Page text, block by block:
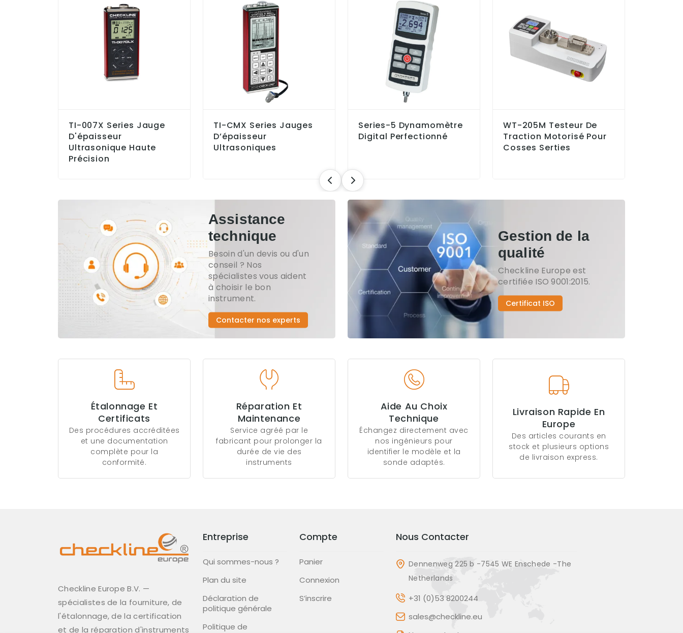
TI-007X Series Jauge
D'épaisseur
Ultrasonique Haute
Précision
TI-CMX Series Jauges
D’épaisseur
Ultrasoniques
Series-5 Dynamomètre
Digital Perfectionné
WT-205M Testeur De
Traction Motorisé Pour
Cosses Serties
Assistance
technique
Besoin d'un devis ou d'un
conseil ? Nos
spécialistes vous aident
à choisir le bon
instrument.
Contacter nos experts
Gestion de la
qualité
Checkline Europe est
certifiée ISO 9001:2015.
Certificat ISO
Étalonnage Et
Certificats
Des procédures accréditées
et une documentation
complète pour la
conformité.
Réparation Et
Maintenance
Service agréé par le
fabricant pour prolonger la
durée de vie des
instruments
Aide Au Choix
Technique
Échangez directement avec
nos ingénieurs pour
identifier le modèle et la
sonde adaptés.
Livraison Rapide En
Europe
Des articles courants en
stock et plusieurs options
de livraison express.
Checkline Europe B.V. —
spécialistes de la fourniture, de
l'étalonnage, de la certification
et de la réparation d'instruments
Entreprise
Qui sommes-nous ?
Plan du site
Déclaration de
politique générale
Politique de
Compte
Panier
Connexion
S’inscrire
Nous Contacter
Dennenweg 225 b -7545 WE Enschede -The
Netherlands
+31 (0)53 8200244
sales@checkline.eu